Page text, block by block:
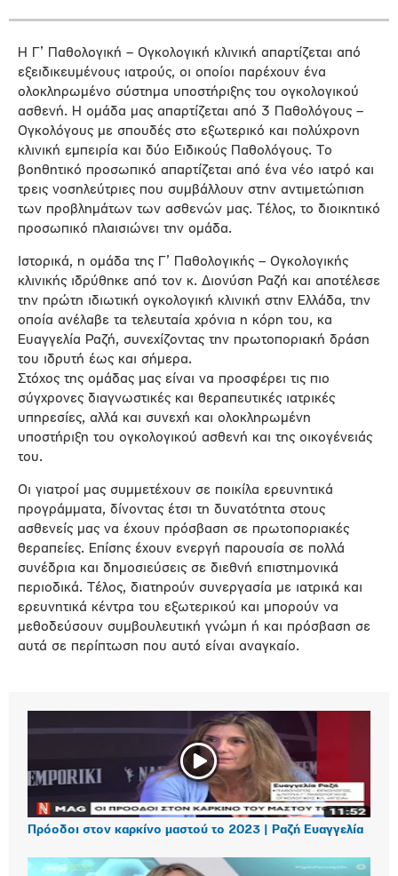
Η Γ’ Παθολογική – Ογκολογική κλινική απαρτίζεται από
εξειδικευμένους ιατρούς, οι οποίοι παρέχουν ένα
ολοκληρωμένο σύστημα υποστήριξης του ογκολογικού
ασθενή. Η ομάδα μας απαρτίζεται από 3 Παθολόγους –
Ογκολόγους με σπουδές στο εξωτερικό και πολύχρονη
κλινική εμπειρία και δύο Ειδικούς Παθολόγους. Το
βοηθητικό προσωπικό απαρτίζεται από ένα νέο ιατρό και
τρεις νοσηλεύτριες που συμβάλλουν στην αντιμετώπιση
των προβλημάτων των ασθενών μας. Τέλος, το διοικητικό
προσωπικό πλαισιώνει την ομάδα.
Ιστορικά, η ομάδα της Γ’ Παθολογικής – Ογκολογικής
κλινικής ιδρύθηκε από τον κ. Διονύση Ραζή και αποτέλεσε
την πρώτη ιδιωτική ογκολογική κλινική στην Ελλάδα, την
οποία ανέλαβε τα τελευταία χρόνια η κόρη του, κα
Ευαγγελία Ραζή, συνεχίζοντας την πρωτοποριακή δράση
του ιδρυτή έως και σήμερα.
Στόχος της ομάδας μας είναι να προσφέρει τις πιο
σύγχρονες διαγνωστικές και θεραπευτικές ιατρικές
υπηρεσίες, αλλά και συνεχή και ολοκληρωμένη
υποστήριξη του ογκολογικού ασθενή και της οικογένειάς
του.
Οι γιατροί μας συμμετέχουν σε ποικίλα ερευνητικά
προγράμματα, δίνοντας έτσι τη δυνατότητα στους
ασθενείς μας να έχουν πρόσβαση σε πρωτοποριακές
θεραπείες. Επίσης έχουν ενεργή παρουσία σε πολλά
συνέδρια και δημοσιεύσεις σε διεθνή επιστημονικά
περιοδικά. Τέλος, διατηρούν συνεργασία με ιατρικά και
ερευνητικά κέντρα του εξωτερικού και μπορούν να
μεθοδεύσουν συμβουλευτική γνώμη ή και πρόσβαση σε
αυτά σε περίπτωση που αυτό είναι αναγκαίο.
Πρόοδοι στον καρκίνο μαστού το 2023 | Ραζή Ευαγγελία